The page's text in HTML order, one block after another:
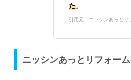
た。
引用元：ニッシンあっと
ニッシンあっとリフォー